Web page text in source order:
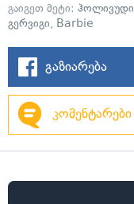
გაიგეთ მეტი: ჰოლივუდი
გერვიგი, Barbie
გაზიარება
კომენტარები